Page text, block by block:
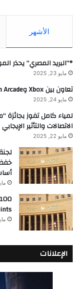
الأشهر
*”البريد المصري” يحذر
مايو 23, 2025
تعاون بين Xbox وAntstream Arcade
مايو 24, 2025
لمياء كامل تفوز بجائزة
الاتصالات والتأثير الإيجابي
مايو 22, 2025
مايو
مايو
الإعلانات